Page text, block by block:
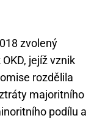
zvolený
jejíž vznik
rozdělila
majoritního
podílu a